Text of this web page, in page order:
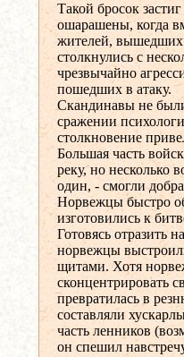
Такой бросок
ошарашены, когда
жителей, вышедших
столкнулись с
чрезвычайно
пошедших в атаку.
Скандинавы не
сражении
столкновение
Большая часть
реку, но несколько
один, - смогли
Норвежцы быстро
изготовились к
Готовясь отразить
норвежцы
щитами. Хотя
сконцентрировать
превратилась в
составляли
часть ленников
он спешил